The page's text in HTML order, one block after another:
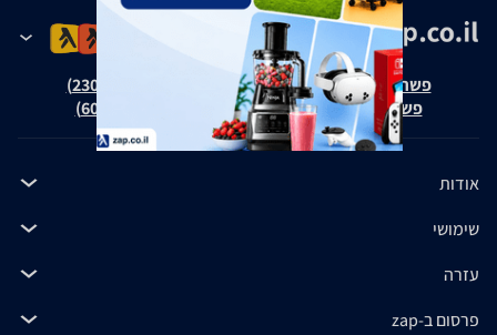
פשרה בת"צ אבנצ'יק נ' זאפ גרופ (ת"צ 23008-08-20)
פשרה בת"צ כהנים נ' זאפ גרופ (ת"צ 60371-12-19)
אודות
שימושי
עזרה
פרסום ב-zap